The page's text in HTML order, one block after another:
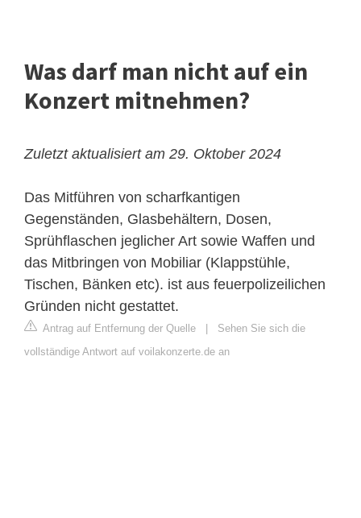
Was darf man nicht auf ein
Konzert mitnehmen?
Zuletzt aktualisiert am 29. Oktober 2024
Das Mitführen von scharfkantigen
Gegenständen, Glasbehältern, Dosen,
Sprühflaschen jeglicher Art sowie Waffen und
das Mitbringen von Mobiliar (Klappstühle,
Tischen, Bänken etc). ist aus feuerpolizeilichen
Gründen nicht gestattet.
Antrag auf Entfernung der Quelle
Sehen Sie sich die
vollständige Antwort auf voilakonzerte.de an